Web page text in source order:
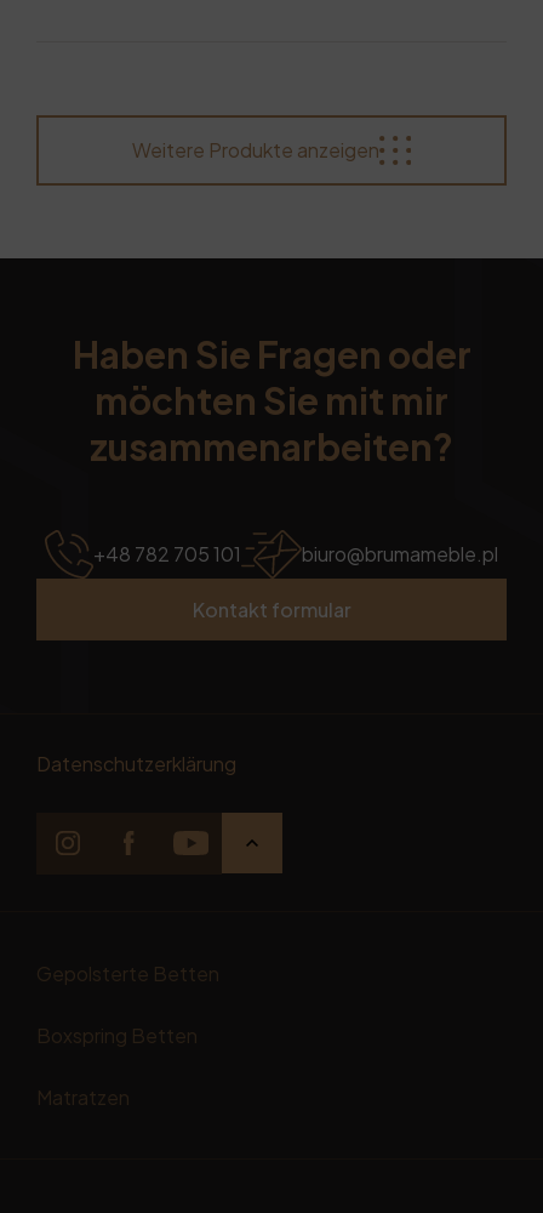
Weitere Produkte anzeigen
Haben Sie Fragen oder
möchten Sie mit mir
zusammenarbeiten?
+48 782 705 101 biuro@brumameble.pl
Kontakt formular
Datenschutzerklärung
Gepolsterte Betten
Boxspring Betten
Matratzen